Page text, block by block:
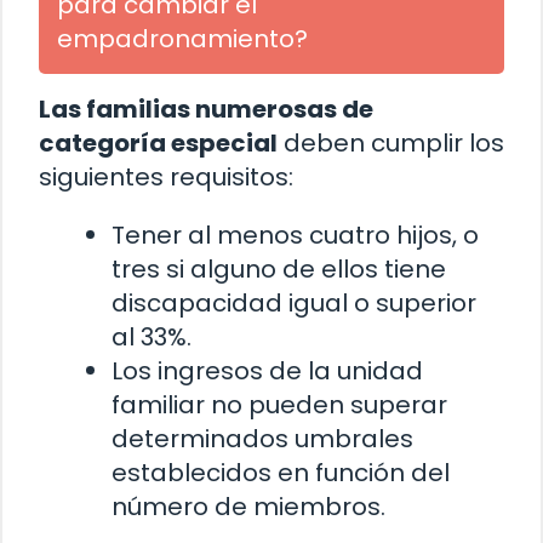
empadronamiento?
Las familias numerosas de
categoría especial deben cumplir los
siguientes requisitos:
Tener al menos cuatro hijos, o
tres si alguno de ellos tiene
discapacidad igual o superior
al 33%.
Los ingresos de la unidad
familiar no pueden superar
determinados umbrales
establecidos en función del
número de miembros.